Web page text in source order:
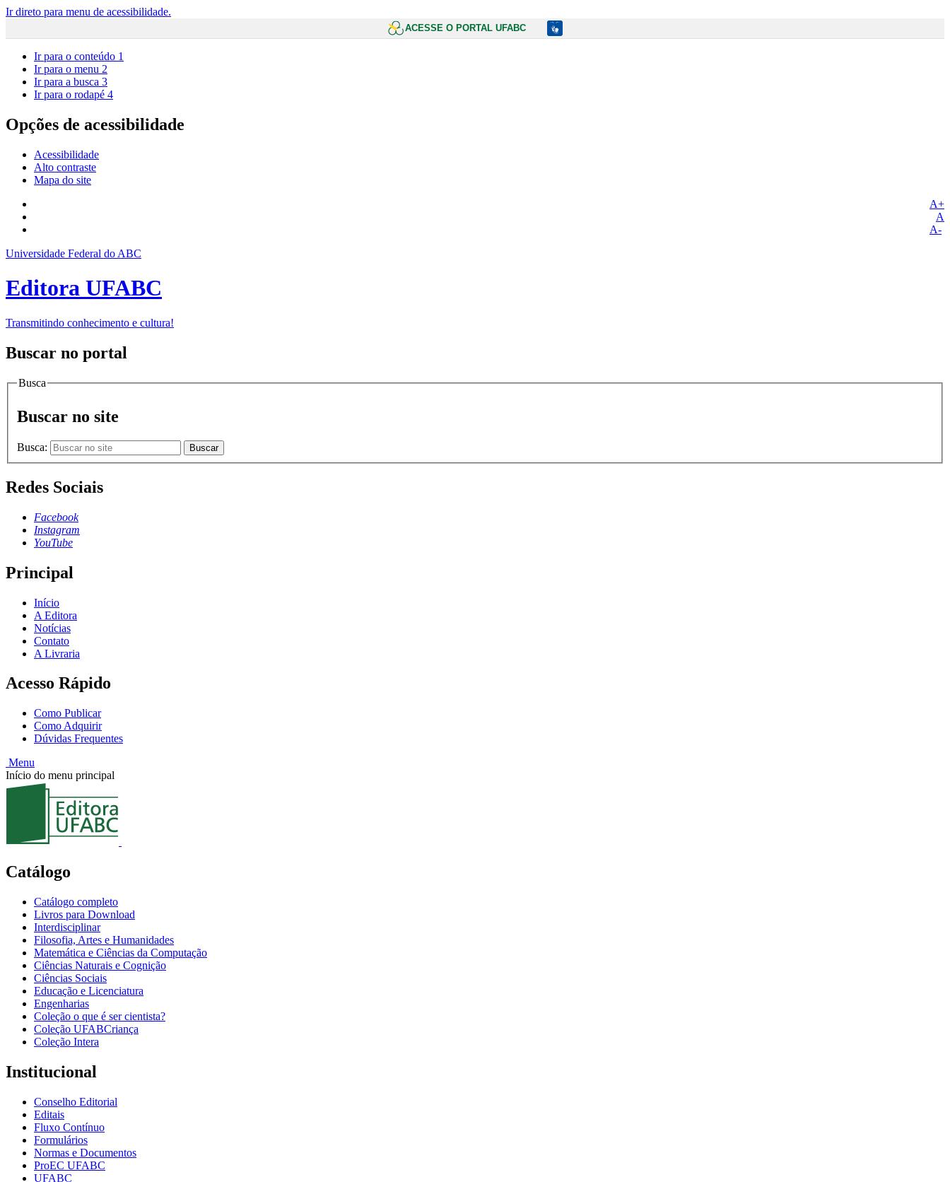
Ir direto para menu de acessibilidade.
ACESSE O PORTAL UFABC
Ir para o conteúdo 1
Ir para o menu 2
Ir para a busca 3
Ir para o rodapé 4
Opções de acessibilidade
Acessibilidade
Alto contraste
Mapa do site
A+
A
A-
Universidade Federal do ABC
Editora UFABC
Transmitindo conhecimento e cultura!
Buscar no portal
Busca
Buscar no site
Busca: Buscar
Redes Sociais
Facebook
Instagram
YouTube
Principal
Início
A Editora
Notícias
Contato
A Livraria
Acesso Rápido
Como Publicar
Como Adquirir
Dúvidas Frequentes
Menu
Início do menu principal
Catálogo
Catálogo completo
Livros para Download
Interdisciplinar
Filosofia, Artes e Humanidades
Matemática e Ciências da Computação
Ciências Naturais e Cognição
Ciências Sociais
Educação e Licenciatura
Engenharias
Coleção o que é ser cientista?
Coleção UFABCriança
Coleção Intera
Institucional
Conselho Editorial
Editais
Fluxo Contínuo
Formulários
Normas e Documentos
ProEC UFABC
UFABC